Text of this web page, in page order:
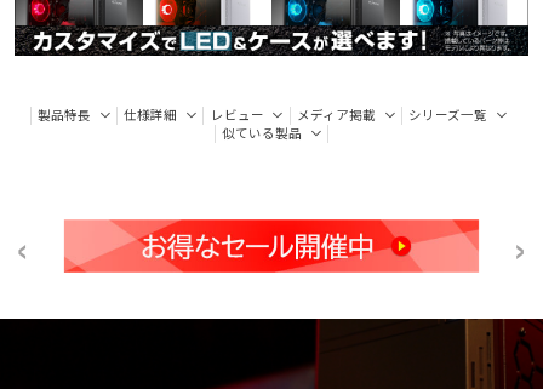
製品特長 仕様詳細 レビュー メディア掲載
シリーズ一覧
似ている製品